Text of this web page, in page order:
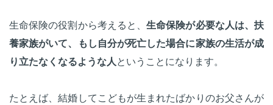
生命保険の役割から考えると、生命保険が必要な人は、扶
養家族がいて、もし自分が死亡した場合に家族の生活が成
り立たなくなるような人 ということになります。
たとえば、結婚してこどもが生まれたばかりのお父さんが